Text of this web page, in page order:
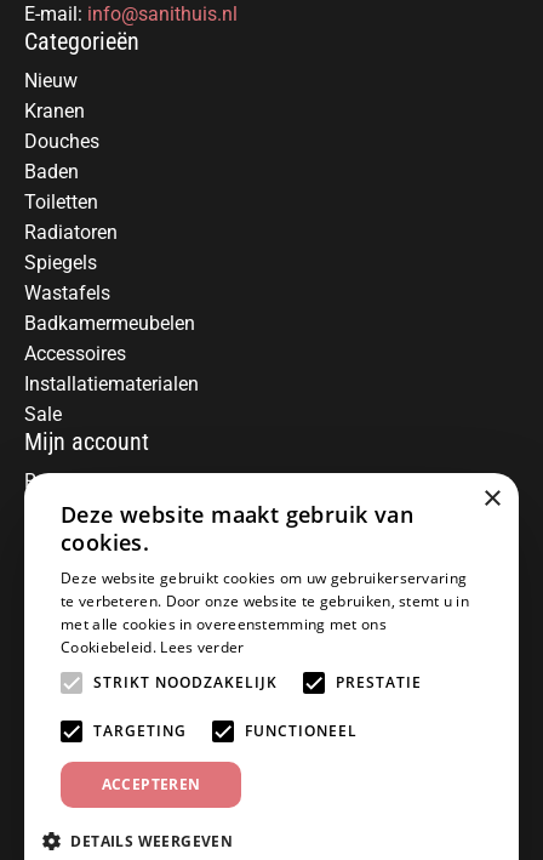
E-mail: info@sanithuis.nl
Categorieën
Nieuw
Kranen
Douches
Baden
Toiletten
Radiatoren
Spiegels
Wastafels
Badkamermeubelen
Accessoires
Installatiematerialen
Sale
Mijn account
Registreren
Mijn bestellingen
Informatie
Over ons
Algemene voorwaarden
Disclaimer
Privacy Policy
Betaalmethoden
Retourneren
Klantenservice
Offerte aanvragen
Contact
×
Deze website maakt gebruik van
cookies.
Deze website gebruikt cookies om uw gebruikerservaring
te verbeteren. Door onze website te gebruiken, stemt u in
met alle cookies in overeenstemming met ons
Cookiebeleid. Lees verder
STRIKT NOODZAKELIJK
PRESTATIE
TARGETING FUNCTIONEEL
ACCEPTEREN
DETAILS WEERGEVEN